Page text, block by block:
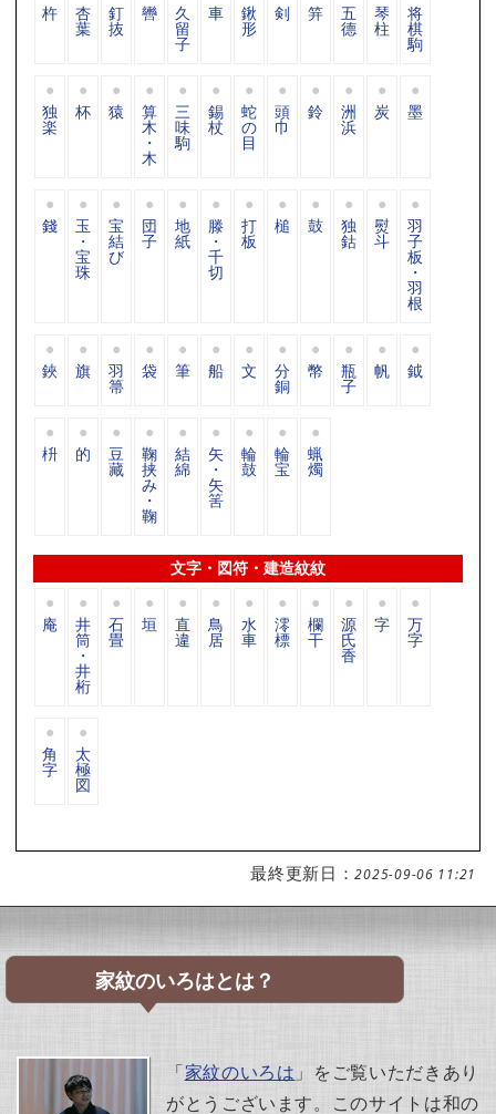
杵 杏
葉
釘
抜
轡 久
留
子
車 鍬
形
剣 笄 五
德
琴
柱
将
棋
駒
独
楽
杯 猿 算
木
・
木
三
味
駒
錫
杖
蛇
の
目
頭
巾
鈴 洲
浜
炭 墨
錢 玉
・
宝
珠
宝
結
び
団
子
地
紙
滕
・
千
切
打
板
槌 鼓 独
鈷
熨
斗
羽
子
板
・
羽
根
鋏 旗 羽
箒
袋 筆 船 文 分
銅
幣 瓶
子
帆 鉞
枡 的 豆
藏
鞠
挟
み
・
鞠
結
綿
矢
・
矢
筈
輪
鼓
輪
宝
蝋
燭
文字・図符・建造紋紋
庵 井
筒
・
井
桁
石
畳
垣 直
違
鳥
居
水
車
澪
標
欄
干
源
氏
香
字 万
字
角
字
太
極
図
最終更新日：2025-09-06 11:21
家紋のいろはとは？
「家紋のいろは 」をご覧いただきあり
がとうございます。このサイトは和の